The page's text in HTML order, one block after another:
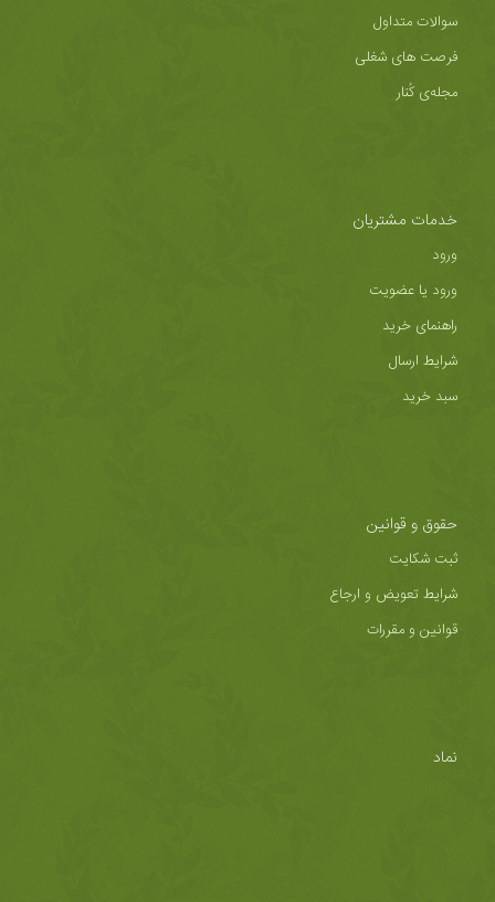
سوالات متداول
فرصت های شغلی
مجله‌ی کُنار
خدمات مشتریان
ورود
ورود یا عضویت
راهنمای خرید
شرایط ارسال
سبد خرید
حقوق و قوانین
ثبت شکایت
شرایط تعویض و ارجاع
قوانین و مقررات
نماد